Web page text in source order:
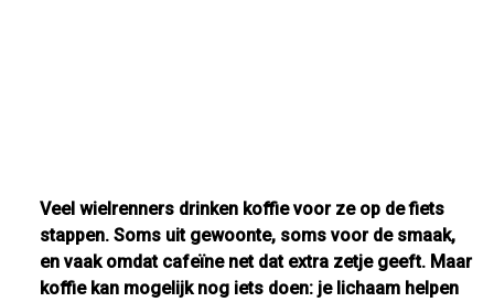
Veel wielrenners drinken koffie voor ze op de fiets
stappen. Soms uit gewoonte, soms voor de smaak,
en vaak omdat cafeïne net dat extra zetje geeft. Maar
koffie kan mogelijk nog iets doen: je lichaam helpen